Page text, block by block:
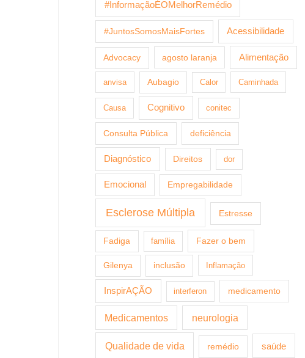
#InformaçãoÉOMelhorRemédio
#JuntosSomosMaisFortes Acessibilidade
Advocacy agosto laranja Alimentação
anvisa Aubagio Calor Caminhada
Causa Cognitivo conitec
Consulta Pública deficiência
Diagnóstico Direitos dor
Emocional Empregabilidade
Esclerose Múltipla Estresse
Fadiga família Fazer o bem
Gilenya inclusão Inflamação
InspirAÇÃO interferon medicamento
Medicamentos neurologia
Qualidade de vida remédio saúde